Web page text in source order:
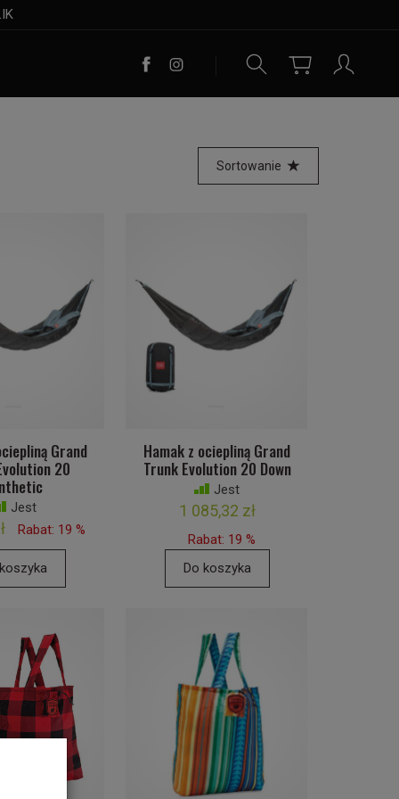
Sortowanie
Grand
20
Jest
Rabat: 19 %
Hamak z ociepliną Grand
Trunk Evolution 20 Down
Jest
1 085,32 zł
Rabat: 19 %
Do koszyka